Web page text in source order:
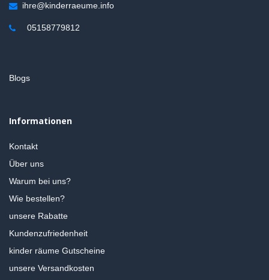
ihre@kinderraeume.info
05158779812
Blogs
Informationen
Kontakt
Über uns
Warum bei uns?
Wie bestellen?
unsere Rabatte
Kundenzufriedenheit
kinder räume Gutscheine
unsere Versandkosten